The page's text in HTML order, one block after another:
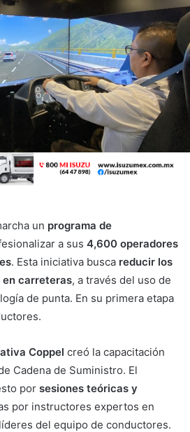
un programa de
a sus 4,600 operadores
. Esta iniciativa busca reducir los
en carreteras, a través del uso de
de punta. En su primera etapa
Coppel creó la capacitación
Cadena de Suministro. El
por sesiones teóricas y
por instructores expertos en
del equipo de conductores.